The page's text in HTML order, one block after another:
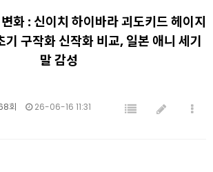
화 : 신이치 하이바라 괴도키드 헤이지
기 구작화 신작화 비교, 일본 애니 세기
말 감성
회 26-06-16 11:31